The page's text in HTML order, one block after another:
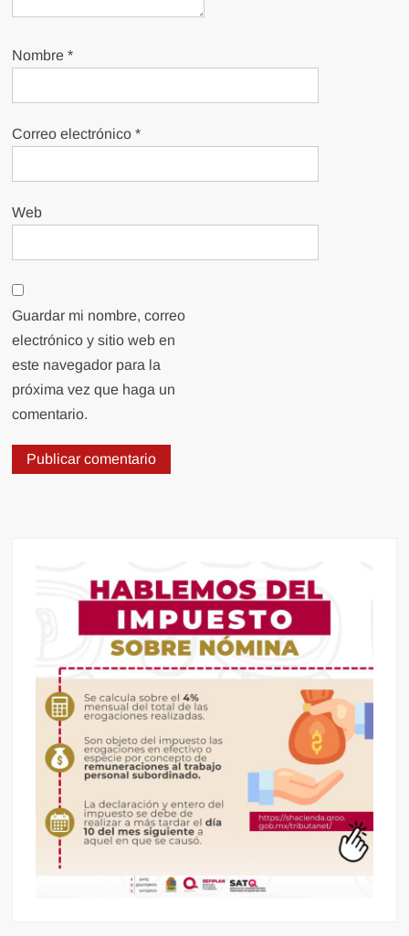
Nombre*
Correo electrónico*
Web
Guardar mi nombre, correo
electrónico y sitio web en
este navegador para la
próxima vez que haga un
comentario.